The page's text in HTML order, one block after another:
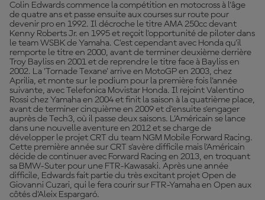
Colin Edwards commence la compétition en motocross à l'âge
de quatre ans et passe ensuite aux courses sur route pour
devenir pro en 1992. Il décroche le titre AMA 250cc devant
Kenny Roberts Jr. en 1995 et reçoit l'opportunité de piloter dans
le team WSBK de Yamaha. C'est cependant avec Honda qu'il
remporte le titre en 2000, avant de terminer deuxième derrière
Troy Bayliss en 2001 et de reprendre le titre face à Bayliss en
2002. La 'Tornade Texane' arrive en MotoGP en 2003, chez
Aprilia, et monte sur le podium pour la première fois l'année
suivante, avec Telefonica Movistar Honda. Il rejoint Valentino
Rossi chez Yamaha en 2004 et finit la saison à la quatrième place,
avant de terminer cinquième en 2009 et d'ensuite s'engager
auprès de Tech3, où il passe deux saisons. L'Américain se lance
dans une nouvelle aventure en 2012 et se charge de
développer le projet CRT du team NGM Mobile Forward Racing.
Cette première année sur CRT s'avère difficile mais l'Américain
décide de continuer avec Forward Racing en 2013, en troquant
sa BMW-Suter pour une FTR-Kawasaki. Après une année
difficile, Edwards fait partie du très excitant projet Open de
Giovanni Cuzari, qui le fera courir sur FTR-Yamaha en Open aux
côtés d’Aleix Espargaró.